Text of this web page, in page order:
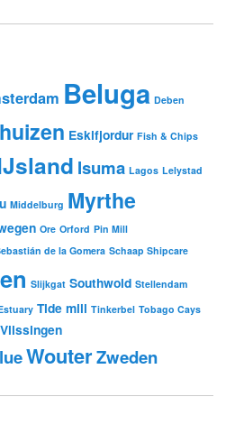
Beluga Deben
Eskifjordur Fish & Chips
Isuma Lagos Lelystad
Middelburg Myrthe
Ore Orford Pin Mill
de la Gomera Schaap Shipcare
Slijkgat Southwold Stellendam
Tide mill Tinkerbel Tobago Cays
Vlissingen
WouterZweden